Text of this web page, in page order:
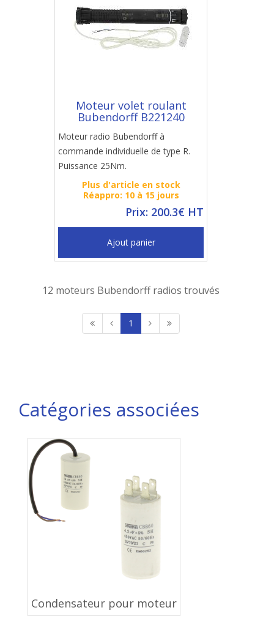
Moteur volet roulant
Bubendorff B221240
Moteur radio Bubendorff à
commande individuelle de type R.
Puissance 25Nm.
Plus d'article en stock
Réappro: 10 à 15 jours
Prix: 200.3€ HT
Ajout panier
12 moteurs Bubendorff radios trouvés
1
Catégories associées
Condensateur pour moteur